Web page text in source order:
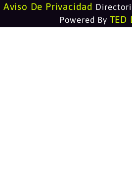
Aviso De Privacidad
Powered By TED